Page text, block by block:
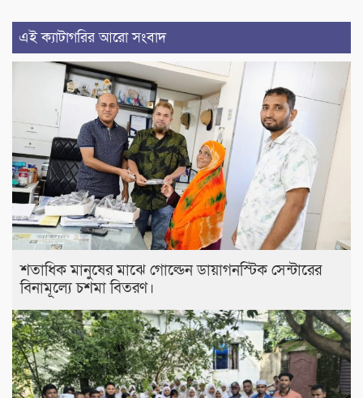
এই ক্যাটাগরির আরো সংবাদ
শতাধিক মানুষের মাঝে গোল্ডেন ডায়াগনস্টিক সেন্টারের
বিনামূল্যে চশমা বিতরণ।